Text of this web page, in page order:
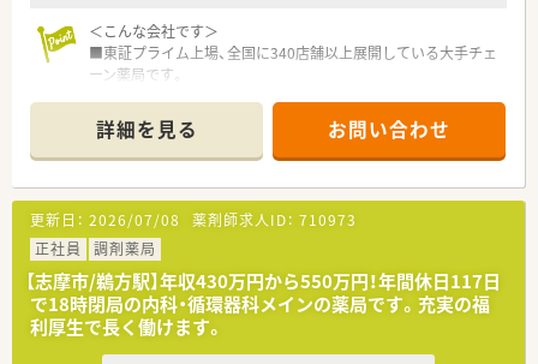
＜こんな会社です＞
■東証プライム上場、全国に340店舗以上展開している大手チェ
ーン薬局です。
様々な形態の薬局を全国に展開しております。
■年間休日120日以上!福利厚生も充実しているので、安心して
働けます。
■ほぼ全店で「座り投薬」のためでしっかりと患者様に向き合っ
て服薬指導ができます。
＜長く働くことができる環境です！＞
■特徴のひとつとして、近隣に複数店舗を展開していることが挙
げられます。
近隣店舗で相互扶助関係を保つことで、急なお休みや薬剤の管
理、情報の共有などをスムーズに行うことができています。
■育休・育短の取得実績は100%！復帰率も96%と非常に高い水
詳細を見る お問い合わせ
更新日： 2026/07/08 薬剤師求人ID： 710973
正社員
調剤薬局
【志摩市/鵜方駅】年収430万円から550万円！年間休日117日
で18時閉局の内科・循環器科メインの薬局です。充実の福
利厚生で長く働けます。